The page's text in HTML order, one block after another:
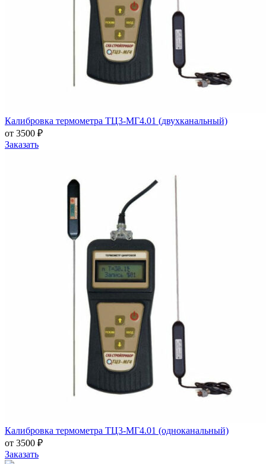
Калибровка термометра ТЦ3-МГ4.01 (двухканальный)
от 3500 ₽
Заказать
Калибровка термометра ТЦ3-МГ4.01 (одноканальный)
от 3500 ₽
Заказать